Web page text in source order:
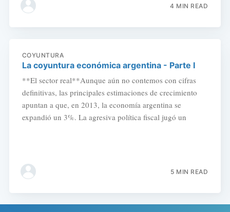
4 MIN READ
COYUNTURA
La coyuntura económica argentina - Parte I
**El sector real**Aunque aún no contemos con cifras
definitivas, las principales estimaciones de crecimiento
apuntan a que, en 2013, la economía argentina se
expandió un 3%. La agresiva política fiscal jugó un
5 MIN READ